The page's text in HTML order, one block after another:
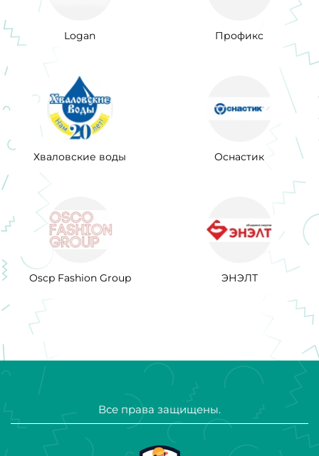
Logan Профикс
Хваловские воды Оснастик
Oscp Fashion Group ЭНЭЛТ
Все права защищены.